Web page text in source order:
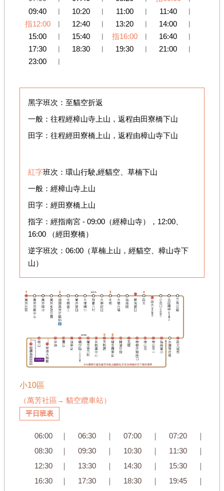
09:40
︱ 10:20 ︱ 11:00 ︱ 11:40
︱
指12:00
︱ 12:40 ︱ 13:20 ︱ 14:00
︱
15:00
︱ 15:40 ︱ 指16:00 ︱ 16:40
︱
17:30
︱ 18:30 ︱ 19:30 ︱ 21:00
︱
23:00
︱
黑字班次：至貓空折返
一般：往程經樟山寺上山，返程由田寮橋下山
田字：往程經田寮橋上山，返程由樟山寺下山
紅字班次：環山行駛,經貓空、草楠下山
一般：經樟山寺上山
田字：經田寮橋上山
指字：經指南宮 - 09:00（經樟山寺），12:00、
16:00 （經田寮橋）
逆字班次：06:00（草楠上山，經貓空、樟山寺下
山）
小10區
（萬芳社區 → 貓空纜車站）
平日班表
06:00 ｜ 06:30 ｜ 07:00 ｜ 07:20 ｜
08:30 ｜ 09:30 ｜ 10:30 ｜ 11:30 ｜
12:30 ｜ 13:30 ｜ 14:30 ｜ 15:30 ｜
16:30 ｜ 17:30 ｜ 18:30 ｜ 19:45 ｜